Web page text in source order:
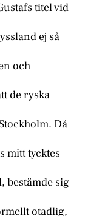
titel vid
ej så
och
de ryska
Då
mitt tycktes
bestämde sig
otadlig,